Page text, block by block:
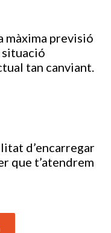
màxima previsió
situació
tan canviant.
d’encarregar
que t’atendrem